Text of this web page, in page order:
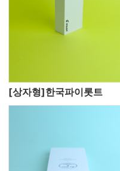
[상자형]한국파이롯트